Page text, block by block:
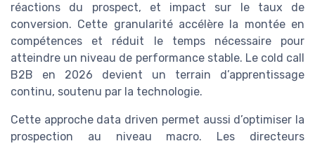
réactions du prospect, et impact sur le taux de
conversion. Cette granularité accélère la montée en
compétences et réduit le temps nécessaire pour
atteindre un niveau de performance stable. Le cold call
B2B en 2026 devient un terrain d’apprentissage
continu, soutenu par la technologie.
Cette approche data driven permet aussi d’optimiser la
prospection au niveau macro. Les directeurs